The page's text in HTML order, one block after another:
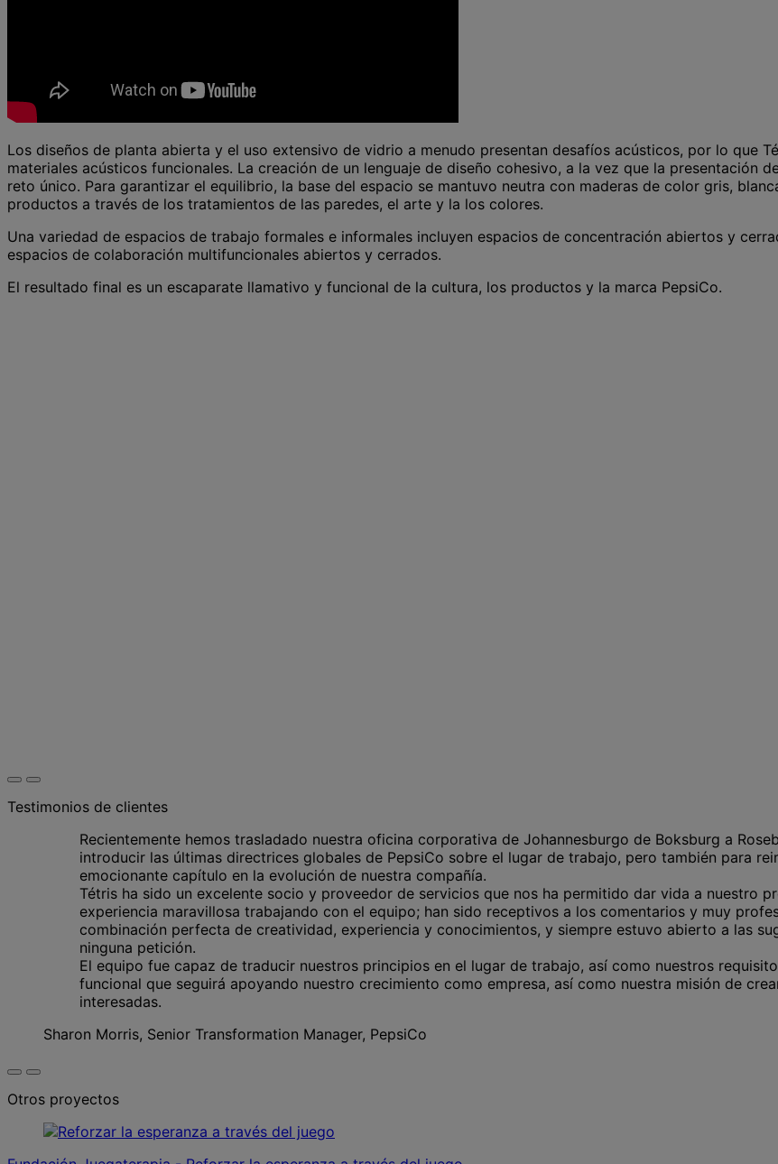
Los diseños de planta abierta y el uso extensivo de vidrio a menudo presentan desafíos acústicos, por lo que
materiales acústicos funcionales. La creación de un lenguaje de diseño cohesivo, a la vez que la presentación
reto único. Para garantizar el equilibrio, la base del espacio se mantuvo neutra con maderas de color gris,
productos a través de los tratamientos de las paredes, el arte y la los colores.
Una variedad de espacios de trabajo formales e informales incluyen espacios de concentración abiertos y
espacios de colaboración multifuncionales abiertos y cerrados.
El resultado final es un escaparate llamativo y funcional de la cultura, los productos y la marca PepsiCo.
Testimonios de clientes
Recientemente hemos trasladado nuestra oficina corporativa de Johannesburgo de Boksburg a
introducir las últimas directrices globales de PepsiCo sobre el lugar de trabajo, pero también para
emocionante capítulo en la evolución de nuestra compañía.
Tétris ha sido un excelente socio y proveedor de servicios que nos ha permitido dar vida a nuestro
experiencia maravillosa trabajando con el equipo; han sido receptivos a los comentarios y muy
combinación perfecta de creatividad, experiencia y conocimientos, y siempre estuvo abierto a las
ninguna petición.
El equipo fue capaz de traducir nuestros principios en el lugar de trabajo, así como nuestros
funcional que seguirá apoyando nuestro crecimiento como empresa, así como nuestra misión de
interesadas.
Sharon Morris, Senior Transformation Manager, PepsiCo
Otros proyectos